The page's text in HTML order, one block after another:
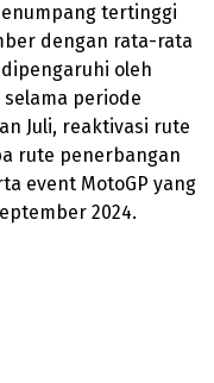
tertinggi
dengan rata-rata
oleh
periode
Juli, reaktivasi rute
rute penerbangan
event MotoGP yang
2024.